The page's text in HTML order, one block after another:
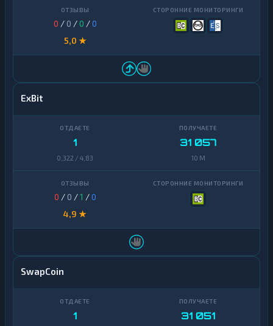
0 / 0 /0 /0
5,0 ★
ExBit
1
0,322 / 4,83
31 057
10 M
0 / 0 /1 /0
4,9 ★
SwapCoin
1 31 051